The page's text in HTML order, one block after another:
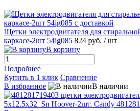
Щетки электродвигателя для
каркасе-2шт 54ig085 824 руб. / шт
В корзину
Подробнее
Купить в 1 клик Сравнение
В избранное
В наличии